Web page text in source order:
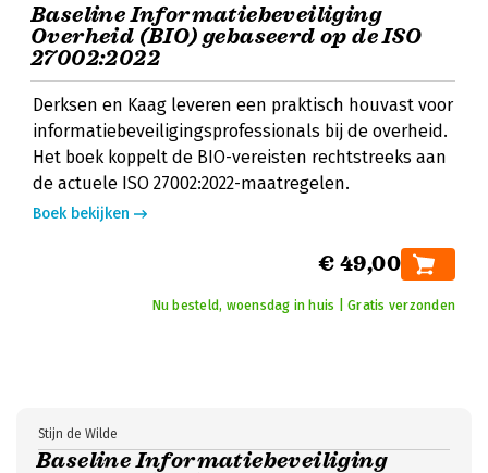
Baseline Informatiebeveiliging
Overheid (BIO) gebaseerd op de ISO
27002:2022
Derksen en Kaag leveren een praktisch houvast voor
informatiebeveiligingsprofessionals bij de overheid.
Het boek koppelt de BIO-vereisten rechtstreeks aan
de actuele ISO 27002:2022-maatregelen.
Boek bekijken
€ 49,00
Nu besteld, woensdag in huis | Gratis verzonden
Baseline Informatiebeveiliging
Stijn de Wilde